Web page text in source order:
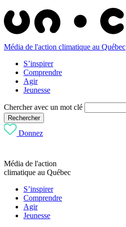
Média de l'action climatique au Québec
S’inspirer
Comprendre
Agir
Jeunesse
Chercher avec un mot clé
Rechercher
Donnez
Média de l'action
climatique au Québec
S’inspirer
Comprendre
Agir
Jeunesse